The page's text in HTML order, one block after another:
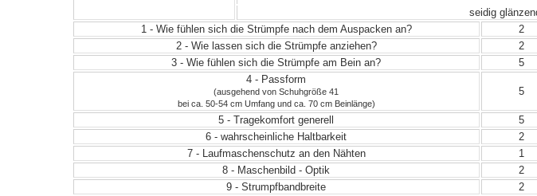
seidig
1 - Wie fühlen sich die Strümpfe nach dem Auspacken an? 2
2 - Wie lassen sich die Strümpfe anziehen?
2
3 - Wie fühlen sich die Strümpfe am Bein an?
5
4 - Passform
(ausgehend von Schuhgröße 41
bei ca. 50-54 cm Umfang und ca. 70 cm Beinlänge)
5
5 - Tragekomfort generell 5
6 - wahrscheinliche Haltbarkeit
2
7 - Laufmaschenschutz an den Nähten
1
8 - Maschenbild - Optik
2
9 - Strumpfbandbreite
2